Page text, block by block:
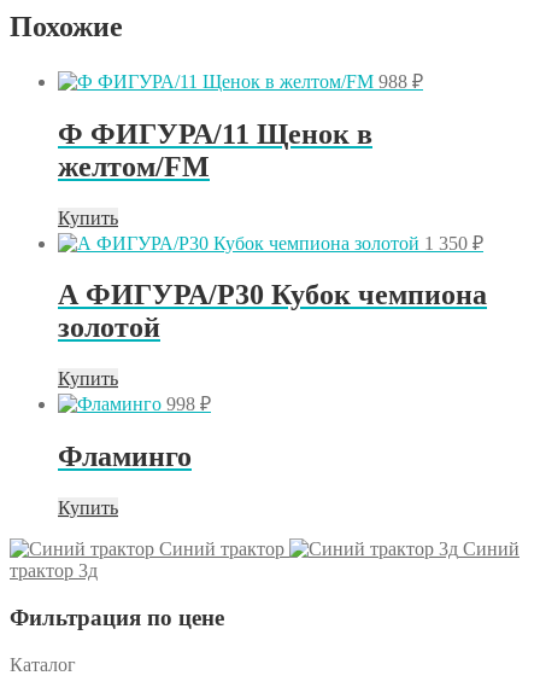
Похожие
988 ₽
Ф ФИГУРА/11 Щенок в
желтом/FM
Купить
1 350 ₽
А ФИГУРА/P30 Кубок чемпиона
золотой
Купить
998 ₽
Фламинго
Купить
Синий трактор
Синий
трактор 3д
Фильтрация по цене
Каталог